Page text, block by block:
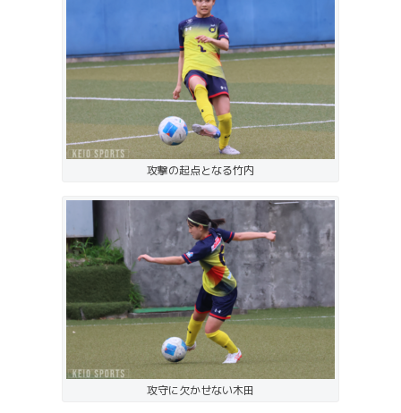
攻撃の起点となる竹内
攻守に欠かせない木田